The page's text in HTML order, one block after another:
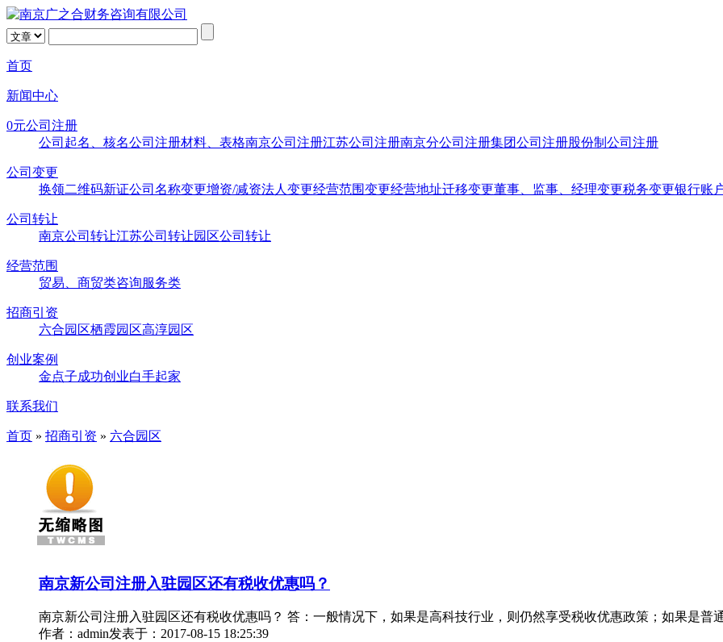
首页
新闻中心
0元公司注册
公司起名、核名公司注册材料、表格南京公司注册江苏公司注册南京分公司注册集团公司注册股份制公司注册
公司变更
换领二维码新证公司名称变更增资/减资法人变更经营范围变更经营地址迁移变更董事、监事、经理变更税务变更银行账
公司转让
南京公司转让江苏公司转让园区公司转让
经营范围
贸易、商贸类咨询服务类
招商引资
六合园区栖霞园区高淳园区
创业案例
金点子成功创业白手起家
联系我们
首页 » 招商引资 » 六合园区
南京新公司注册入驻园区还有税收优惠吗？
南京新公司注册入驻园区还有税收优惠吗？ 答：一般情况下，如果是高科技行业，则仍然享受税收优惠政策；如果是
作者：admin发表于：2017-08-15 18:25:39